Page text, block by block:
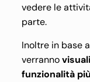
vedere le
parte.
Inoltre in base
verranno
funzionalità